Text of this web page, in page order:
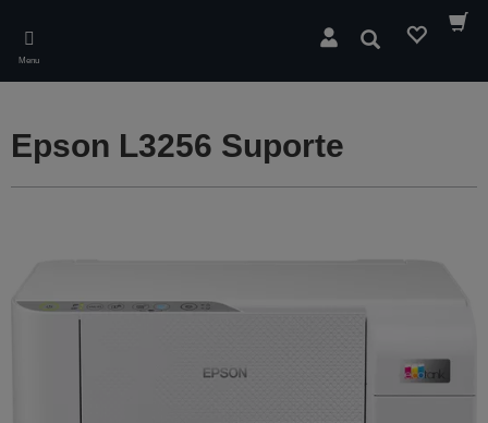
main
content
Menu
Pesquisar
Epson L3256 Suporte